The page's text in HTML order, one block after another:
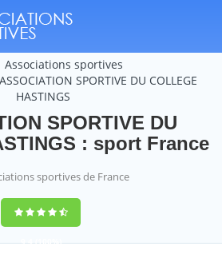
Associations sportives
SPORTIVE DU COLLEGE
HASTINGS
SPORTIVE DU
: sport France
sportives de France
9,4(100%)